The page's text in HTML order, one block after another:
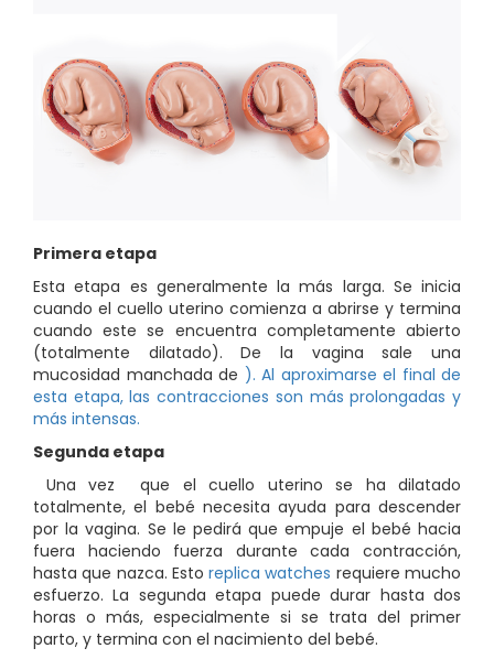
Primera etapa
Esta etapa es generalmente la más larga. Se inicia
cuando el cuello uterino comienza a abrirse y termina
cuando este se encuentra completamente abierto
(totalmente dilatado). De la vagina sale una
mucosidad manchada de ). Al aproximarse el final de
esta etapa, las contracciones son más prolongadas y
más intensas.
Segunda etapa
Una vez que el cuello uterino se ha dilatado
totalmente, el bebé necesita ayuda para descender
por lavagina. Se le pedirá que empuje el bebé hacia
fuera haciendo fuerza durante cada contracción,
hasta que nazca. Estoreplica watches requiere mucho
esfuerzo. La segunda etapa puede durar hasta dos
horas o más, especialmente si se trata del primer
parto, y termina con el nacimiento del bebé.